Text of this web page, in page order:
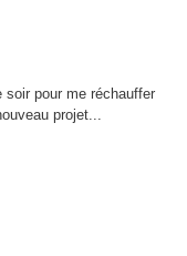
soir pour me réchauffer
projet...